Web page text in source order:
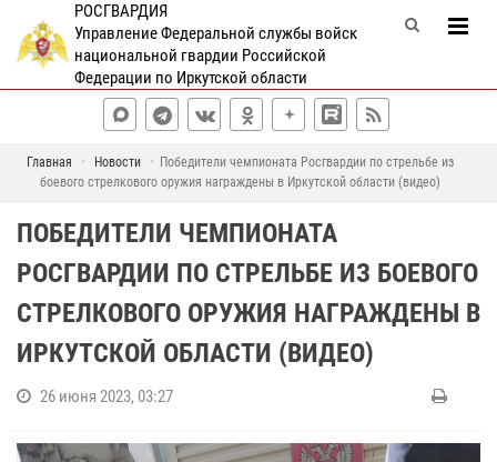
РОСГВАРДИЯ
Управление Федеральной службы войск
национальной гвардии Российской
Федерации по Иркутской области
Главная Новости
Победители чемпионата Росгвардии по стрельбе из
боевого стрелкового оружия награждены в Иркутской области (видео)
ПОБЕДИТЕЛИ ЧЕМПИОНАТА
РОСГВАРДИИ ПО СТРЕЛЬБЕ ИЗ БОЕВОГО
СТРЕЛКОВОГО ОРУЖИЯ НАГРАЖДЕНЫ В
ИРКУТСКОЙ ОБЛАСТИ (ВИДЕО)
26 июня 2023, 03:27